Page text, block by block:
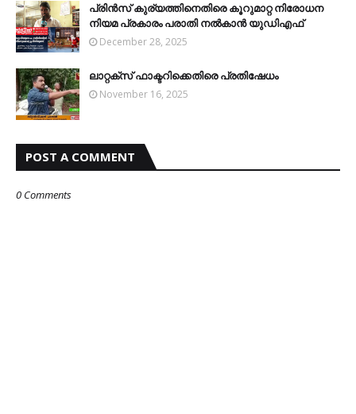
പ്രിന്‍സ് കുര്യത്തിനെതിരെ കൂറുമാറ്റ നിരോധന
നിയമ പ്രകാരം പരാതി നല്‍കാന്‍ യുഡിഎഫ്‌
December 28, 2025
ലാറ്റക്‌സ് ഫാക്ടറിക്കെതിരെ പ്രതിഷേധം
November 16, 2025
POST A COMMENT
0 Comments